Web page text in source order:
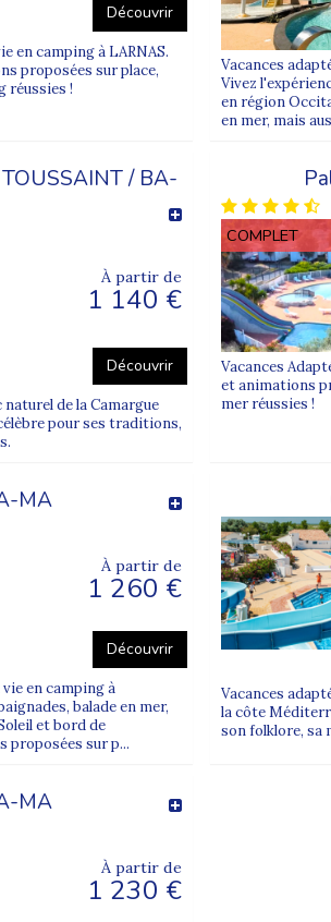
Découvrir
en camping à LARNAS.
proposées sur place,
réussies !
Vacances
Vivez
en région
en mer, mais
/ BA-
À partir de
1 140 €
Découvrir
de la Camargue
pour ses traditions,
COMPLET
Vacances
et animations
mer réussies !
MA
À partir de
1 260 €
Découvrir
en camping à
balade en mer,
et bord de
proposées sur p...
Vacances
la côte
son folklore, sa
MA
À partir de
1 230 €